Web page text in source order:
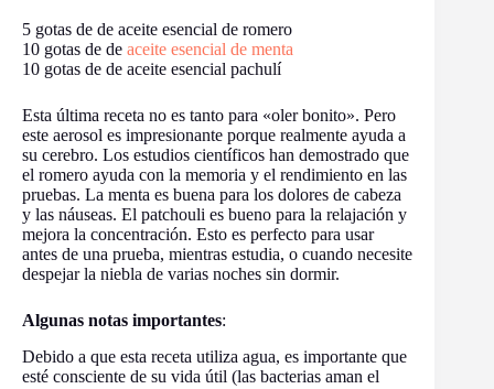
5 gotas de de aceite esencial de romero
10 gotas de de aceite esencial de menta
10 gotas de de aceite esencial pachulí
Esta última receta no es tanto para «oler bonito». Pero
este aerosol es impresionante porque realmente ayuda a
su cerebro. Los estudios científicos han demostrado que
el romero ayuda con la memoria y el rendimiento en las
pruebas. La menta es buena para los dolores de cabeza
y las náuseas. El patchouli es bueno para la relajación y
mejora la concentración. Esto es perfecto para usar
antes de una prueba, mientras estudia, o cuando necesite
despejar la niebla de varias noches sin dormir.
Algunas notas importantes:
Debido a que esta receta utiliza agua, es importante que
esté consciente de su vida útil (las bacterias aman el